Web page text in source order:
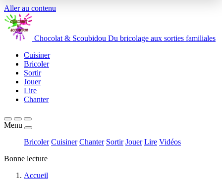
Aller au contenu
Chocolat & Scoubidou Du bricolage aux sorties familiales
Cuisiner
Bricoler
Sortir
Jouer
Lire
Chanter
Menu
Bricoler Cuisiner Chanter Sortir Jouer Lire Vidéos
Bonne lecture
Accueil